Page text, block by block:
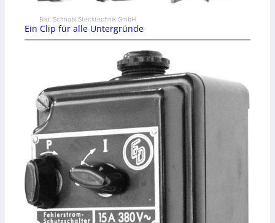
Bild: Schnabl Stecktechnik GmbH
Ein Clip für alle Untergründe